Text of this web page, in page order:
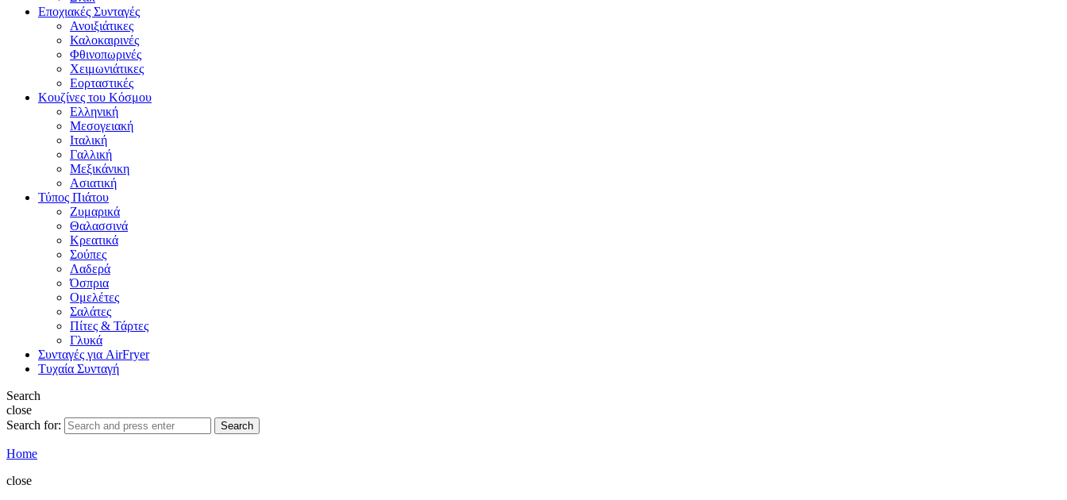
Εποχιακές Συνταγές
Ανοιξιάτικες
Καλοκαιρινές
Φθινοπωρινές
Χειμωνιάτικες
Εορταστικές
Κουζίνες του Κόσμου
Ελληνική
Μεσογειακή
Ιταλική
Γαλλική
Μεξικάνικη
Ασιατική
Τύπος Πιάτου
Ζυμαρικά
Θαλασσινά
Κρεατικά
Σούπες
Λαδερά
Όσπρια
Ομελέτες
Σαλάτες
Πίτες & Τάρτες
Γλυκά
Συνταγές για AirFryer
Τυχαία Συνταγή
Search
close
Search for:
Search
Home
close